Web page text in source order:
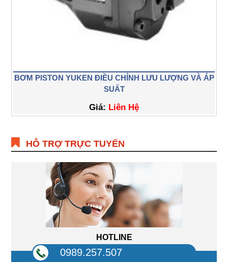
BƠM PISTON YUKEN ĐIỀU CHỈNH LƯU LƯỢNG VÀ ÁP
SUẤT
Giá: Liên Hệ
HỖ TRỢ TRỰC TUYẾN
HOTLINE
0989.257.507